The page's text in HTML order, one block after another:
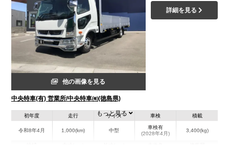
他の画像を見る
中央特車(有) 営業所/中央特車㈲(徳島県)
詳細を見る
初年度
令和8年4月
走行
1,000(km)
サイズ
中型
車検
車検有
(2028年4月)
積載
3,400(kg)
もっと見る